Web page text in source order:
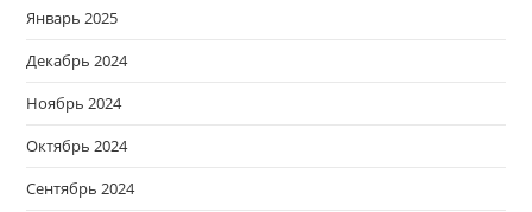
Январь 2025
Декабрь 2024
Ноябрь 2024
Октябрь 2024
Сентябрь 2024